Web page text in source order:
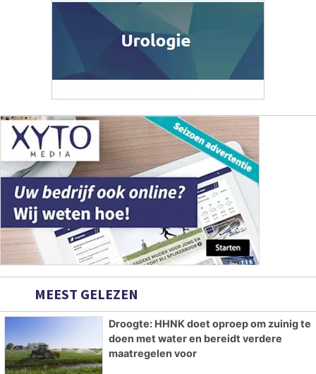
MEEST GELEZEN
Droogte: HHNK doet oproep om zuinig te
doen met water en bereidt verdere
maatregelen voor